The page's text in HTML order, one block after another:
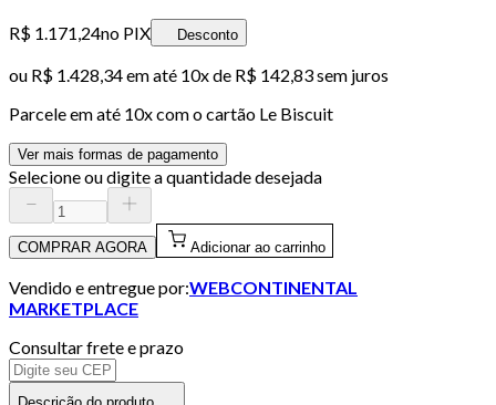
R$ 1.171,24no PIX Desconto
ou R$ 1.428,34em até 10x de R$ 142,83 sem juros
Parcele em até 10x com o cartão Le Biscuit
Ver mais formas de pagamento
Selecione ou digite a quantidade desejada
COMPRAR AGORA Adicionar ao carrinho
Vendido e entregue por:WEBCONTINENTAL
MARKETPLACE
Consultar frete e prazo